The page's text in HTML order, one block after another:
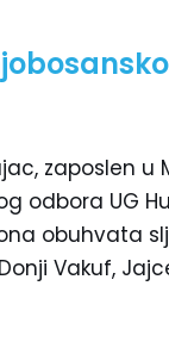
zaposlen u
odbora UG
obuhvata
Vakuf,